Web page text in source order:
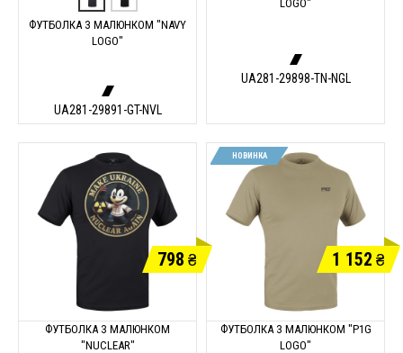
ФУТБОЛКА З МАЛЮНКОМ "NAVY
LOGO"
UA281-29891-GT-NVL
LOGO"
UA281-29898-TN-NGL
798 ₴
ФУТБОЛКА З МАЛЮНКОМ
"NUCLEAR"
НОВИНКА
1 152 ₴
ФУТБОЛКА З МАЛЮНКОМ "P1G
LOGO"